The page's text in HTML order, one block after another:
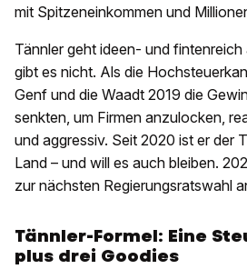
mit Spitzeneinkommen und
Tännler geht ideen- und
gibt es nicht. Als die
Genf und die Waadt 2019 die
senkten, um Firmen anzulocken,
und aggressiv. Seit 2020 ist er der
Land – und will es auch bleiben.
zur nächsten Regierungsratswahl
Tännler-Formel: Eine
plus drei Goodies